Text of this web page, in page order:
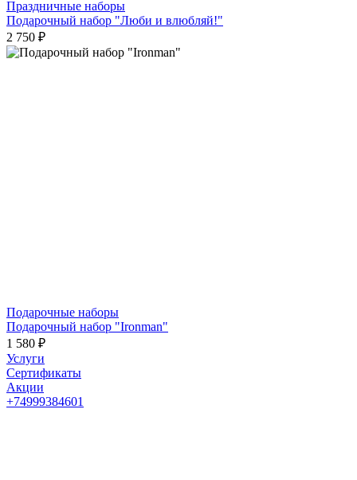
Праздничные наборы
Подарочный набор "Люби и влюбляй!"
2 750 ₽
Подарочные наборы
Подарочный набор "Ironman"
1 580 ₽
Услуги
Сертификаты
Акции
+74999384601